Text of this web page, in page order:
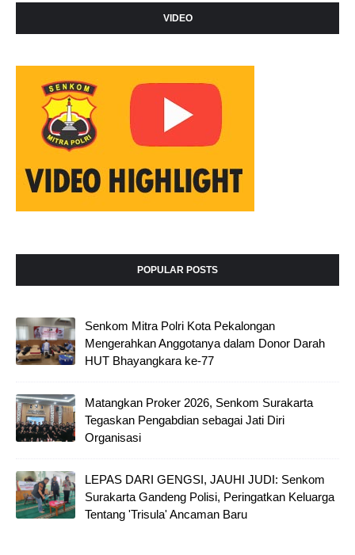
VIDEO
POPULAR POSTS
Senkom Mitra Polri Kota Pekalongan
Mengerahkan Anggotanya dalam Donor Darah
HUT Bhayangkara ke-77
Matangkan Proker 2026, Senkom Surakarta
Tegaskan Pengabdian sebagai Jati Diri
Organisasi
LEPAS DARI GENGSI, JAUHI JUDI: Senkom
Surakarta Gandeng Polisi, Peringatkan Keluarga
Tentang 'Trisula' Ancaman Baru